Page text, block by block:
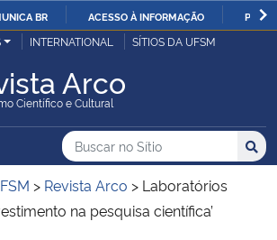
IR
O
BR ACESSO À INFORMAÇÃO
Pública
INTERNATIONAL SÍTIOS DA UFSM
Arco
Científico e Cultural
Principal do Sítio
Busca
Buscar no no Sítio
Busca:
> Revista Arco > Laboratórios
na pesquisa científica’